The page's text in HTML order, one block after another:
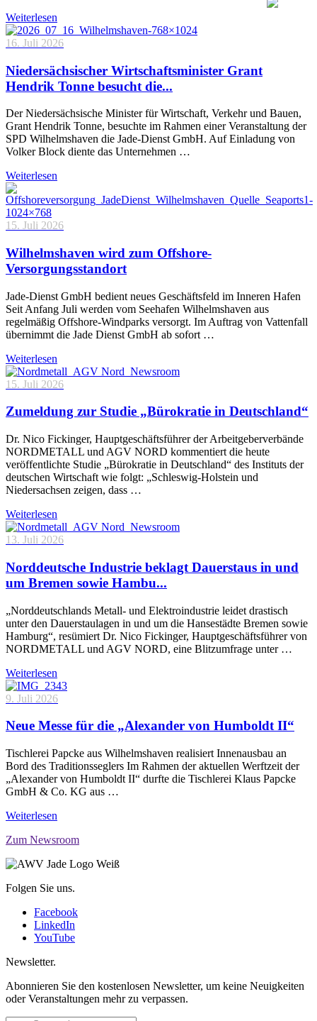
Weiterlesen
16. Juli 2026
Niedersächsischer Wirtschaftsminister Grant
Hendrik Tonne besucht die...
Der Niedersächsische Minister für Wirtschaft, Verkehr und Bauen,
Grant Hendrik Tonne, besuchte im Rahmen einer Veranstaltung der
SPD Wilhelmshaven die Jade-Dienst GmbH. Auf Einladung von
Volker Block diente das Unternehmen …
Weiterlesen
15. Juli 2026
Wilhelmshaven wird zum Offshore-
Versorgungsstandort
Jade-Dienst GmbH bedient neues Geschäftsfeld im Inneren Hafen
Seit Anfang Juli werden vom Seehafen Wilhelmshaven aus
regelmäßig Offshore-Windparks versorgt. Im Auftrag von Vattenfall
übernimmt die Jade Dienst GmbH ab sofort …
Weiterlesen
15. Juli 2026
Zumeldung zur Studie „Bürokratie in Deutschland“
Dr. Nico Fickinger, Hauptgeschäftsführer der Arbeitgeberverbände
NORDMETALL und AGV NORD kommentiert die heute
veröffentlichte Studie „Bürokratie in Deutschland“ des Instituts der
deutschen Wirtschaft wie folgt: „Schleswig-Holstein und
Niedersachsen zeigen, dass …
Weiterlesen
13. Juli 2026
Norddeutsche Industrie beklagt Dauerstaus in und
um Bremen sowie Hambu...
„Norddeutschlands Metall- und Elektroindustrie leidet drastisch
unter den Dauerstaulagen in und um die Hansestädte Bremen sowie
Hamburg“, resümiert Dr. Nico Fickinger, Hauptgeschäftsführer von
NORDMETALL und AGV NORD, eine Blitzumfrage unter …
Weiterlesen
9. Juli 2026
Neue Messe für die „Alexander von Humboldt II“
Tischlerei Papcke aus Wilhelmshaven realisiert Innenausbau an
Bord des Traditionsseglers Im Rahmen der aktuellen Werftzeit der
„Alexander von Humboldt II“ durfte die Tischlerei Klaus Papcke
GmbH & Co. KG aus …
Weiterlesen
Zum Newsroom
Folgen Sie uns.
Facebook
LinkedIn
YouTube
Newsletter.
Abonnieren Sie den kostenlosen Newsletter, um keine Neuigkeiten
oder Veranstaltungen mehr zu verpassen.